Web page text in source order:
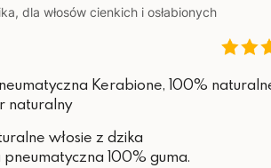
dla włosów cienkich i osłabionych
Kerabione, 100%
naturalny
włosie z dzika
pneumatyczna 100% guma.